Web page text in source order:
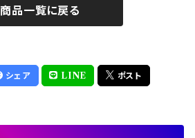
商品一覧に戻る
シェア LINE ポスト